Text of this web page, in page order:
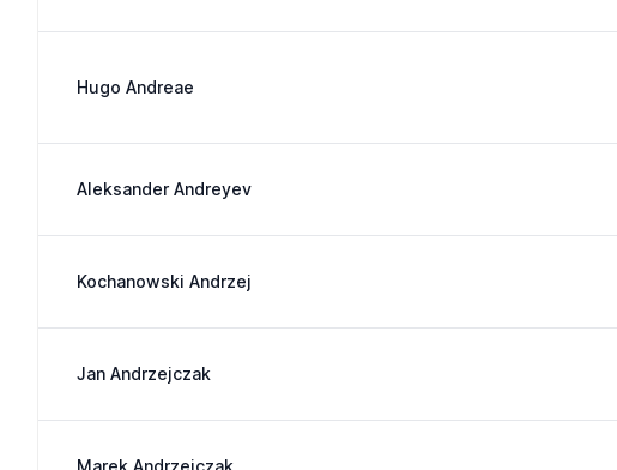
Hugo Andreae
Aleksander Andreyev
Kochanowski Andrzej
Jan Andrzejczak
Marek Andrzejczak